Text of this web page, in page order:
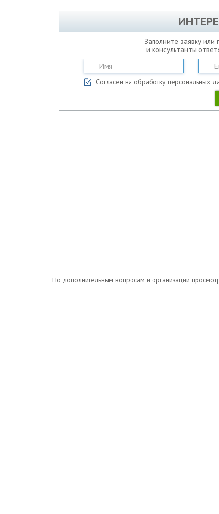
Заполните заявку
и консультанты
Согласен на обработку персональных
По дополнительным вопросам и организации